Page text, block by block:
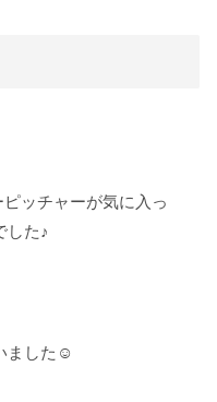
ッチャーが気に入っ
した♪
ました☺️